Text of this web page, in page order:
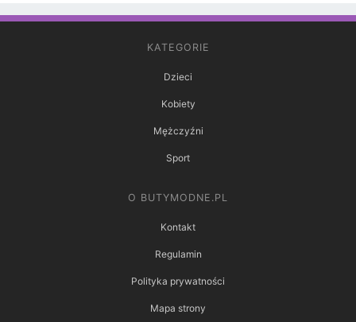
KATEGORIE
Dzieci
Kobiety
Mężczyźni
Sport
O BUTYMODNE.PL
Kontakt
Regulamin
Polityka prywatności
Mapa strony